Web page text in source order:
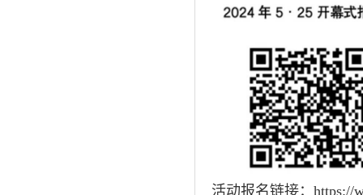
活动报名链接：https://